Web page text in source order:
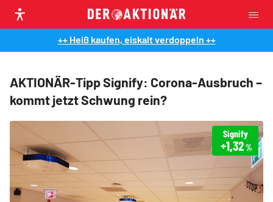
++ Heiß kaufen, eiskalt verdoppeln ++
AKTIONÄR-Tipp Signify: Corona-Ausbruch –
kommt jetzt Schwung rein?
Signify
+1,32%